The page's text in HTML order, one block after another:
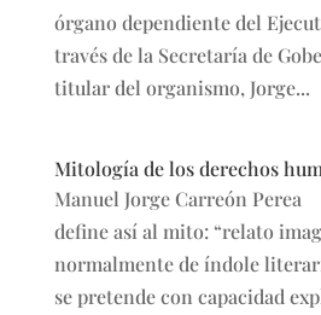
órgano dependiente del
través de la Secretaría de
titular del organismo, Jorge...
Mitología de los derechos
Manuel Jorge Carreón
define así al mito: “relato
normalmente de índole
se pretende con capacidad